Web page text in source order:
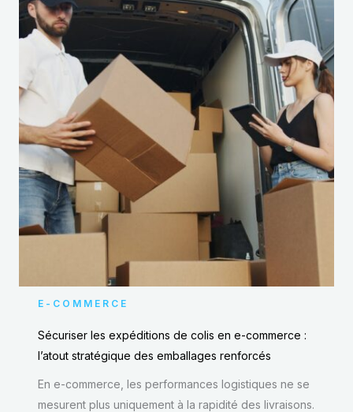
E-COMMERCE
Sécuriser les expéditions de colis en e-commerce :
l’atout stratégique des emballages renforcés
En e-commerce, les performances logistiques ne se
mesurent plus uniquement à la rapidité des livraisons.